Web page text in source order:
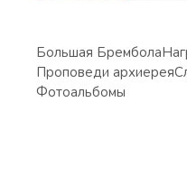
Большая Брембола
Проповеди архиерея
Фотоальбомы